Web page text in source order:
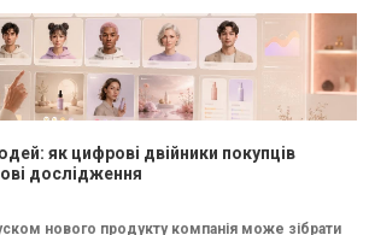
як цифрові двійники покупців
дослідження
нового продукту компанія може зібрати